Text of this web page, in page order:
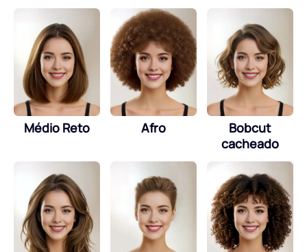
Médio Reto Afro
Bobcut
cacheado